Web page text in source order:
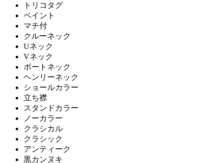
トリコタグ
ペイント
マチ付
クルーネック
Uネック
Vネック
ボートネック
ヘンリーネック
ショールカラー
立ち襟
スタンドカラー
ノーカラー
クラシカル
クラシック
アンティーク
黒カンヌキ